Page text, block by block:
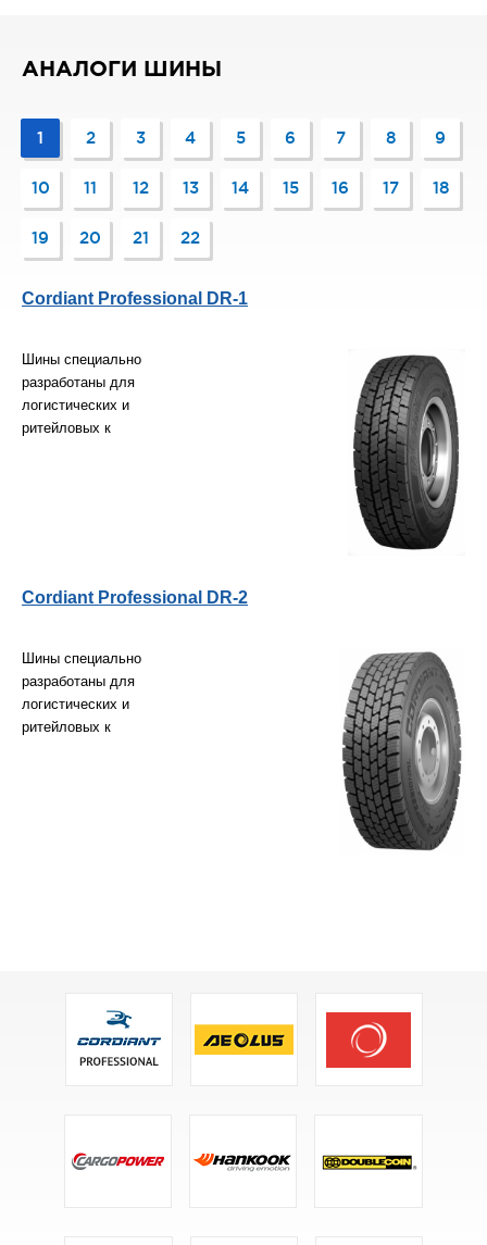
АНАЛОГИ ШИНЫ
1 2 3 4 5 6 7 8 9
10 11 12 13 14 15 16 17 18
19 20 21 22
Cordiant Professional DR-1
Шины специально
разработаны для
логистических и
ритейловых к
Cordiant Professional DR-2
Шины специально
разработаны для
логистических и
ритейловых к